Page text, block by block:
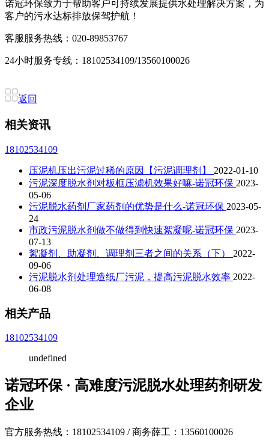
诺冠环保致力于帮助客户可持续发展提供水处理解决方案，为
客户的污水达标排放保驾护航！
客服服务热线：020-89853767
24小时服务专线：18102534109/13560100026
返回
相关资讯
18102534109
压泥机压出污泥过稀的原因【污泥调理剂】 2022-01-10
污泥深度脱水剂对板框压滤机效果好嘛-诺冠环保 2023-
05-06
污泥脱水药剂厂家药剂的优势是什么-诺冠环保 2023-05-
24
市政污泥脱水剂做不做得到快速絮凝呢-诺冠环保 2023-
07-13
絮凝剂、助凝剂、调理剂三者之间的关系（下） 2022-
09-06
污泥脱水剂处理造纸厂污泥，提高污泥脱水效率 2022-
06-08
相关产品
18102534109
undefined
诺冠环保 · 高难度污泥脱水处理药剂研发
企业
官方服务热线：18102534109 / 商务薛工：13560100026